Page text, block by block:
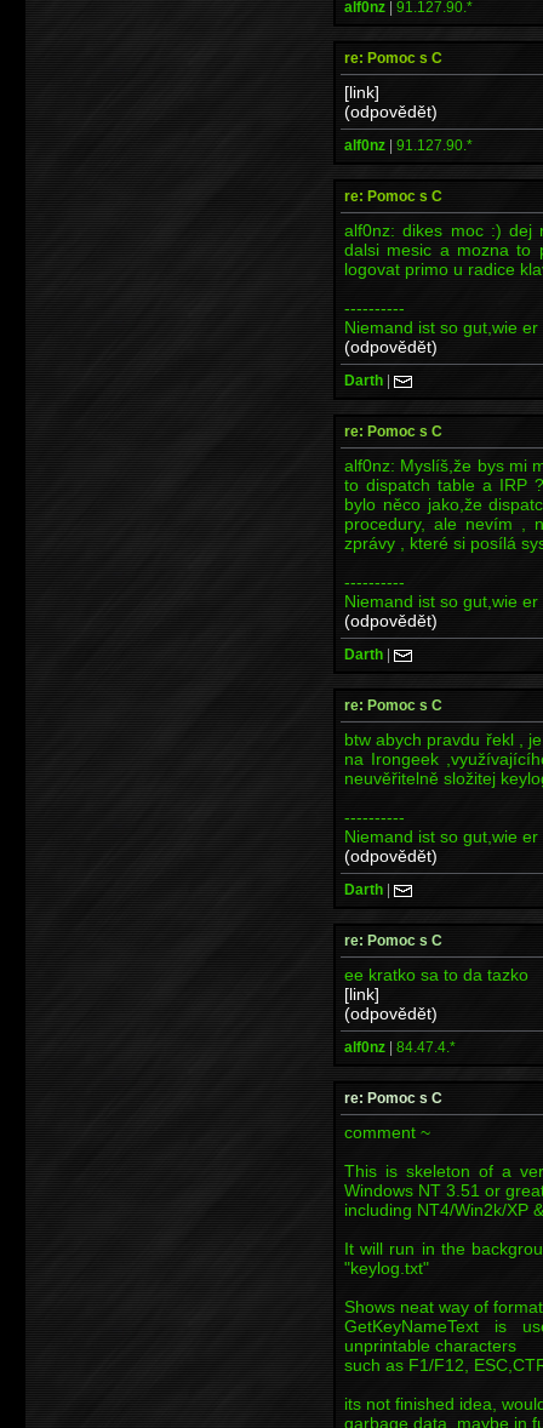
alf0nz | 91.127.90.*
re: Pomoc s C
[link]
(odpovědět)
alf0nz | 91.127.90.*
re: Pomoc s C
alf0nz: dikes moc :) dej
dalsi mesic a mozna to
logovat primo u radice
----------
Niemand ist so gut,wie
(odpovědět)
Darth |
re: Pomoc s C
alf0nz: Myslíš,že bys mi
to dispatch table a IRP
bylo něco jako,že
procedury, ale nevím ,
zprávy , které si posílá
----------
Niemand ist so gut,wie
(odpovědět)
Darth |
re: Pomoc s C
btw abych pravdu řekl ,
na Irongeek
neuvěřitelně složitej
----------
Niemand ist so gut,wie
(odpovědět)
Darth |
re: Pomoc s C
ee kratko sa to da tazko
[link]
(odpovědět)
alf0nz | 84.47.4.*
re: Pomoc s C
comment ~
This is skeleton of a
Windows NT 3.51 or
including NT4/Win2k/XP
It will run in the
"keylog.txt"
Shows neat way of
GetKeyNameText is
unprintable characters
such as F1/F12,
its not finished idea,
garbage data..maybe in